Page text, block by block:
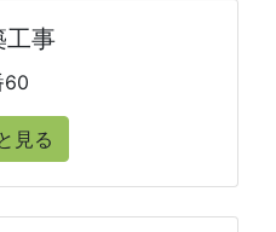
工事
60
見る